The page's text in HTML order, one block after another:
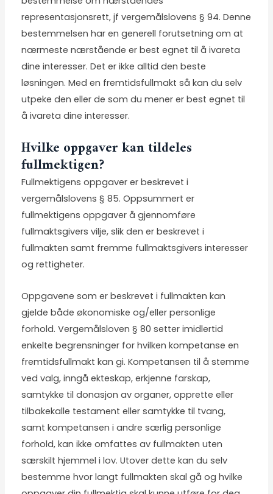
representasjonsrett, jf vergemålslovens § 94. Denne
bestemmelsen har en generell forutsetning om at
nærmeste nærstående er best egnet til å ivareta
dine interesser. Det er ikke alltid den beste
løsningen. Med en fremtidsfullmakt så kan du selv
utpeke den eller de som du mener er best egnet til
å ivareta dine interesser.
Hvilke oppgaver kan tildeles
fullmektigen?
Fullmektigens oppgaver er beskrevet i
vergemålslovens § 85. Oppsummert er
fullmektigens oppgaver å gjennomføre
fullmaktsgivers vilje, slik den er beskrevet i
fullmakten samt fremme fullmaktsgivers interesser
og rettigheter.
Oppgavene som er beskrevet i fullmakten kan
gjelde både økonomiske og/eller personlige
forhold. Vergemålsloven § 80 setter imidlertid
enkelte begrensninger for hvilken kompetanse en
fremtidsfullmakt kan gi. Kompetansen til å stemme
ved valg, inngå ekteskap, erkjenne farskap,
samtykke til donasjon av organer, opprette eller
tilbakekalle testament eller samtykke til tvang,
samt kompetansen i andre særlig personlige
forhold, kan ikke omfattes av fullmakten uten
særskilt hjemmel i lov. Utover dette kan du selv
bestemme hvor langt fullmakten skal gå og hvilke